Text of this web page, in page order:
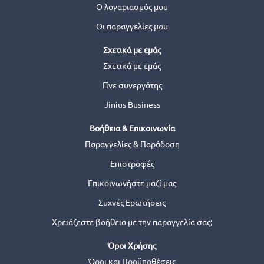
Ο λογαριασμός μου
Οι παραγγελίες μου
Σχετικά με εμάς
Σχετικά με εμάς
Γίνε συνεργάτης
Jinius Business
Βοήθεια & Επικοινωνία
Παραγγελίες & Παράδοση
Επιστροφές
Επικοινωνήστε μαζί μας
Συχνές Ερωτήσεις
Χρειάζεστε βοήθεια με την παραγγελία σας;
Όροι Χρήσης
Όροι και Προϋποθέσεις